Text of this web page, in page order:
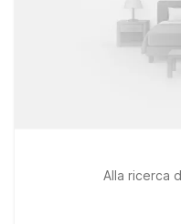
Alla ricerca